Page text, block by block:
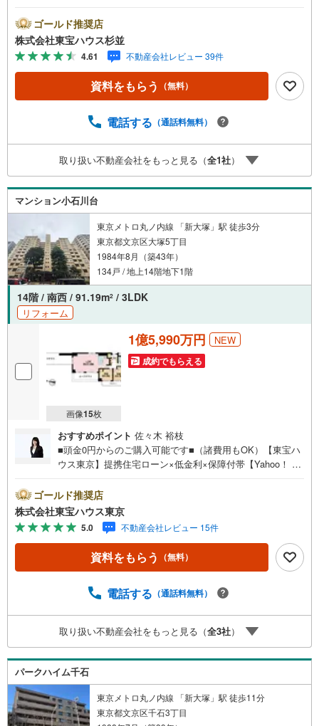
「未来カレンダー」のご提案。・ 未来に起こるであろうご
自宅リフォームをオンライン上でご提案「ミラカレクラ
ブ」。・ 不動産売却時、ご自宅を綺麗にかつ瀟洒にさせる
CG加工ホームステイジングサービス。・ 購入者様へ、税
理士による確定申告の無料セミナーをご招待いたします。
◆ご予約に際して◆日時のご希望をお伝えください。（も
（居住中物件）の手配が必要な場合がございますのでご容
案内が可能となりますのでお手数ですがご一報ください。
◆物件のご案内は◆弊社へのご来社、お客様宅へのお迎
え・最寄駅での待ち合わせ、物件周辺のコンビニ等でお待
ち合わせなど、ご希望をお伝えください。ご希望条件をお
伝え頂けましたら、ご見学希望物件以外の資料も用意して
参ります。もちろん他の物件も併せてご案内させていただ
きます。
ゴールド推奨店
株式会社東宝ハウス杉並
4.61 不動産会社レビュー 39件
資料をもらう （無料）
電話する （通話料無料）
取り扱い不動産会社をもっと見る（全1社）
マンション小石川台
東京メトロ丸ノ内線 「新大塚」駅 徒歩3分
東京都文京区大塚5丁目
1984年8月（築43年）
134戸 / 地上14階地下1階
14階 / 南西 / 91.19m2 / 3LDK
リフォーム
画像15枚
1億5,990万円 NEW
成約でもらえる
おすすめポイント 佐々木 裕枝
■頭金0円からのご購入可能です■（諸費用もOK）【東宝ハ
ウス東京】提携住宅ローン×低金利×保障付帯【Yahoo！ 不
ayボーナスライトがもらえる「Yahoo！ 不動産 物件ご成約
キャンペーン」の対象になります。「資料をもらう」「見
学予約をする」ボタンからお問い合わせください。※必ずY
ahoo！ JAPAN IDでログインしてください。※PayPayボー
ナスライトは出金と譲渡はできません。ご案内・詳細な資
料のご請求はお気軽にどうぞ♪お電話でのお問い合わせも
ゴールド推奨店
株式会社東宝ハウス東京
5.0 不動産会社レビュー 15件
資料をもらう （無料）
電話する （通話料無料）
取り扱い不動産会社をもっと見る（全3社）
パークハイム千石
東京メトロ丸ノ内線 「新大塚」駅 徒歩11分
東京都文京区千石3丁目